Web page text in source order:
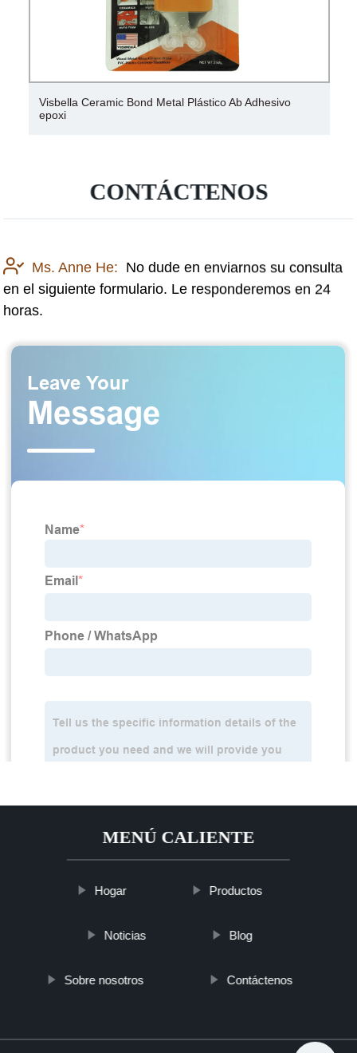
Tazas de cerámica de estilo retro de esmalte adhesivo
personalizado barato para beber
CONTÁCTENOS
Ms. Anne He: No dude en enviarnos su consulta
en el siguiente formulario. Le responderemos en 24
horas.
MENÚ CALIENTE
Hogar Productos
Noticias Blog
Sobre nosotros Contáctenos